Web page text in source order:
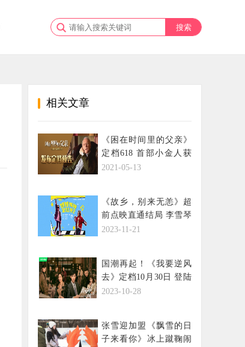
相关文章
《困在时间里的父亲》
定档618 首部小金人获
奖新片登内地银幕
2021-05-13
《故乡，别来无恙》超
前点映直通结局 李雪琴
史策献唱姐妹派对曲
2023-11-21
国潮再起！《我要逆风
去》定档10月30日 登陆
爱奇艺及东方卫视 龚俊
2023-10-28
张雪迎加盟《飘雪的日
子来看你》冰上蹴鞠闹